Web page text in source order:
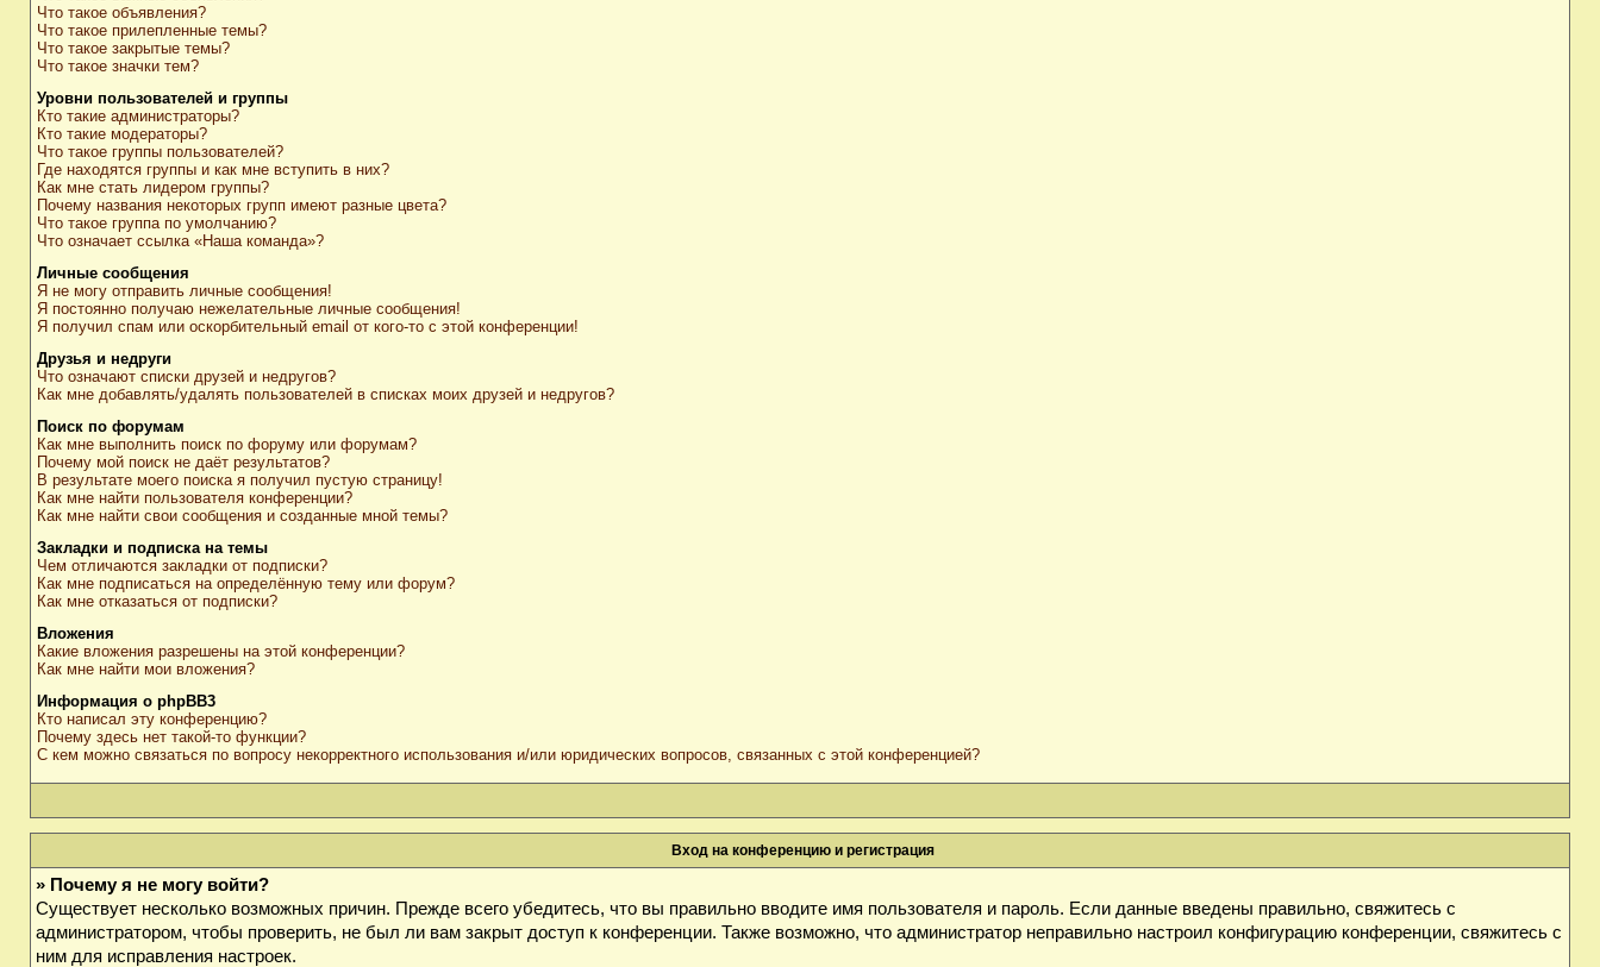
Что такое объявления?
Что такое прилепленные темы?
Что такое закрытые темы?
Что такое значки тем?
Уровни пользователей и группы
Кто такие администраторы?
Кто такие модераторы?
Что такое группы пользователей?
Где находятся группы и как мне вступить в них?
Как мне стать лидером группы?
Почему названия некоторых групп имеют разные цвета?
Что такое группа по умолчанию?
Что означает ссылка «Наша команда»?
Личные сообщения
Я не могу отправить личные сообщения!
Я постоянно получаю нежелательные личные сообщения!
Я получил спам или оскорбительный email от кого-то с этой конференции!
Друзья и недруги
Что означают списки друзей и недругов?
Как мне добавлять/удалять пользователей в списках моих друзей и недругов?
Поиск по форумам
Как мне выполнить поиск по форуму или форумам?
Почему мой поиск не даёт результатов?
В результате моего поиска я получил пустую страницу!
Как мне найти пользователя конференции?
Как мне найти свои сообщения и созданные мной темы?
Закладки и подписка на темы
Чем отличаются закладки от подписки?
Как мне подписаться на определённую тему или форум?
Как мне отказаться от подписки?
Вложения
Какие вложения разрешены на этой конференции?
Как мне найти мои вложения?
Информация о phpBB3
Кто написал эту конференцию?
Почему здесь нет такой-то функции?
С кем можно связаться по вопросу некорректного использования и/или юридических вопросов, связанных с этой конференцией?
Вход на конференцию и регистрация
» Почему я не могу войти?
Существует несколько возможных причин. Прежде всего убедитесь, что вы правильно вводите имя пользователя и пароль. Если данные введены правильно, свяжитесь с
администратором, чтобы проверить, не был ли вам закрыт доступ к конференции. Также возможно, что администратор неправильно настроил конфигурацию конференции, свяжитесь с
ним для исправления настроек.